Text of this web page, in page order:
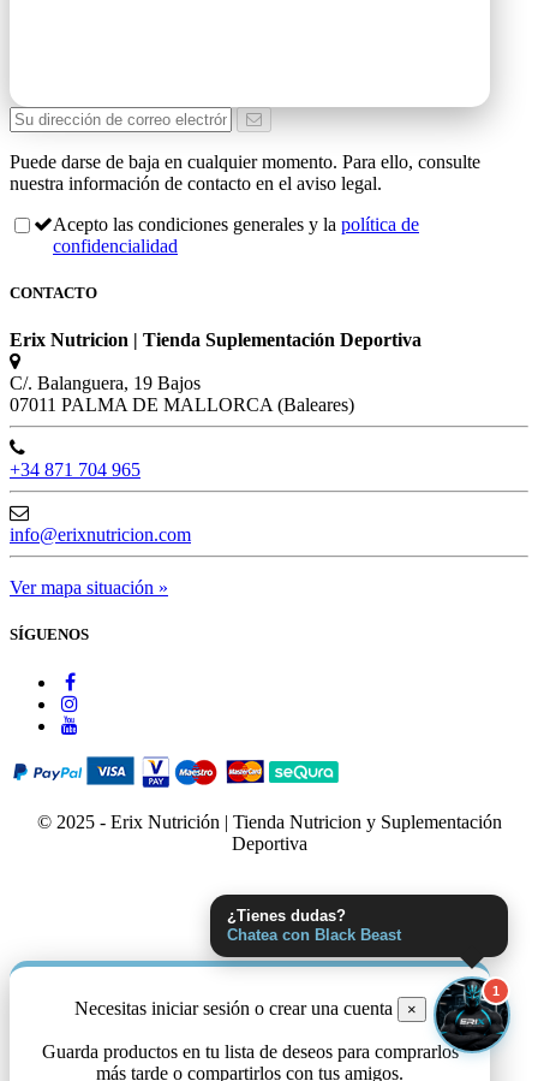
Puede darse de baja en cualquier momento. Para ello, consulte
nuestra información de contacto en el aviso legal.
Acepto las condiciones generales y la política de
confidencialidad
CONTACTO
Erix Nutricion | Tienda Suplementación Deportiva
C/. Balanguera, 19 Bajos
07011 PALMA DE MALLORCA (Baleares)
+34 871 704 965
info@erixnutricion.com
Ver mapa situación »
SÍGUENOS
© 2025 - Erix Nutrición | Tienda Nutricion y Suplementación
Deportiva
¿Tienes dudas?
Chatea con Black Beast
1
Necesitas iniciar sesión o crear una cuenta ×
Guarda productos en tu lista de deseos para comprarlos
más tarde o compartirlos con tus amigos.